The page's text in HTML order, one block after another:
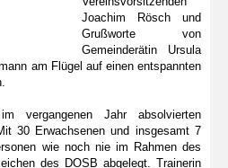
Joachim Rösch und
Grußworte von
Gemeinderätin Ursula
am Flügel auf einen entspannten
vergangenen Jahr absolvierten
30 Erwachsenen und insgesamt 7
wie noch nie im Rahmen des
des DOSB abgelegt. Trainerin